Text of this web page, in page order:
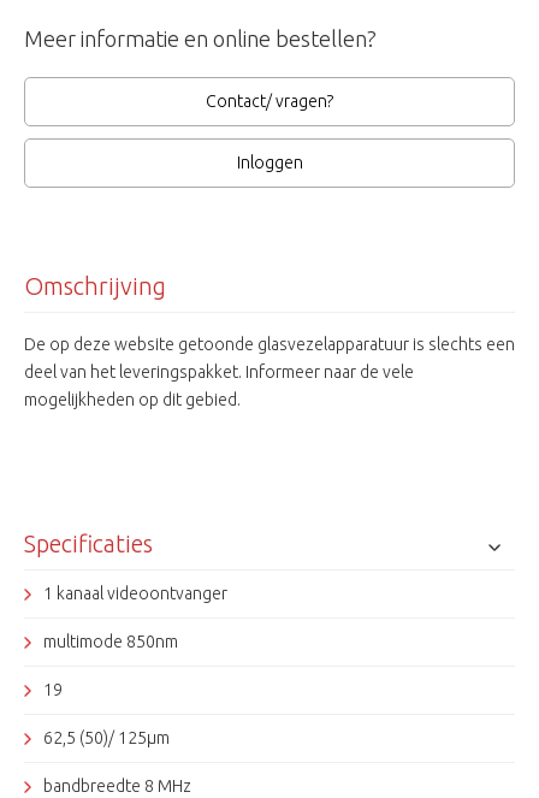
Meer informatie en online bestellen?
Contact/ vragen?
Inloggen
Omschrijving
De op deze website getoonde glasvezelapparatuur is slechts een
deel van het leveringspakket. Informeer naar de vele
mogelijkheden op dit gebied.
Specificaties
1 kanaal videoontvanger
multimode 850nm
19
62,5 (50)/ 125µm
bandbreedte 8 MHz